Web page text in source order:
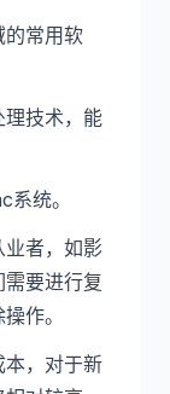
的常用软
理技术，能
统。
业者，如影
要进行复
作。
本，对于新